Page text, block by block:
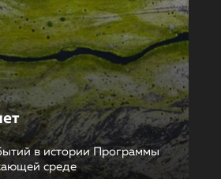
в истории Программы
среде